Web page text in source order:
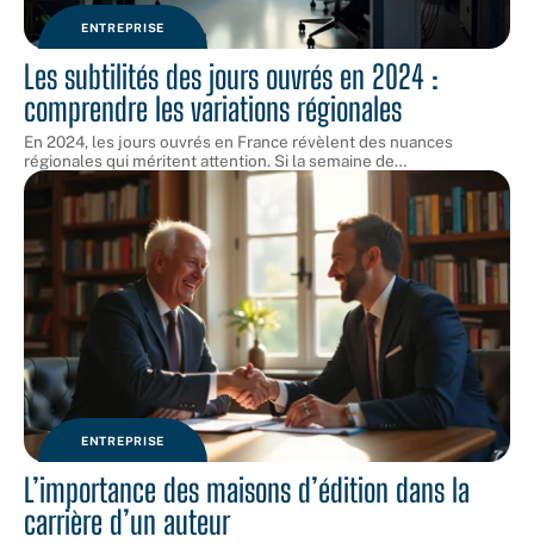
ENTREPRISE
Les subtilités des jours ouvrés en 2024 :
comprendre les variations régionales
En 2024, les jours ouvrés en France révèlent des nuances
régionales qui méritent attention. Si la semaine de…
ENTREPRISE
L’importance des maisons d’édition dans la
carrière d’un auteur